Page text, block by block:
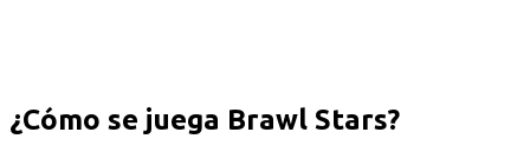
¿Cómo se juega Brawl Stars?